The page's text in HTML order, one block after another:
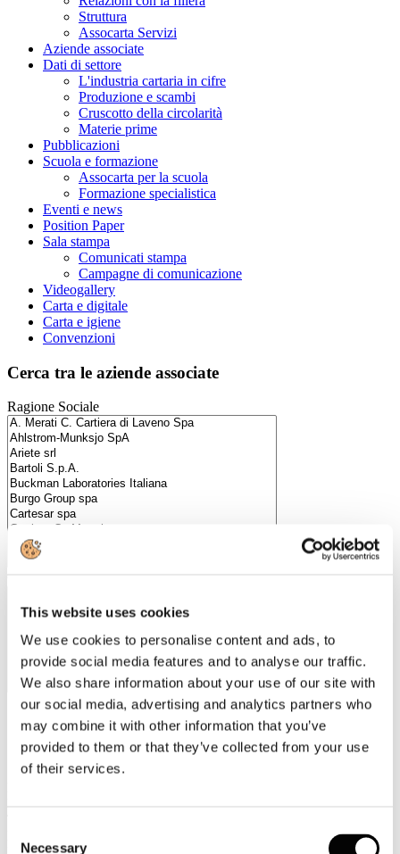
This website uses cookies
We use cookies to personalise content and ads, to
provide social media features and to analyse our traffic.
We also share information about your use of our site with
our social media, advertising and analytics partners who
may combine it with other information that you’ve
provided to them or that they’ve collected from your use
of their services.
Necessary
Struttura
Assocarta Servizi
Aziende associate
Dati di settore
L'industria cartaria in cifre
Produzione e scambi
Cruscotto della circolarità
Materie prime
Pubblicazioni
Scuola e formazione
Assocarta per la scuola
Formazione specialistica
Eventi e news
Position Paper
Sala stampa
Comunicati stampa
Campagne di comunicazione
Videogallery
Carta e digitale
Carta e igiene
Convenzioni
Cerca tra le aziende associate
Ragione Sociale
Scopri i Soci Aggregati